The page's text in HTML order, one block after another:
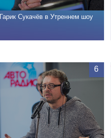
Гарик Сукачёв в Утреннем шоу
6